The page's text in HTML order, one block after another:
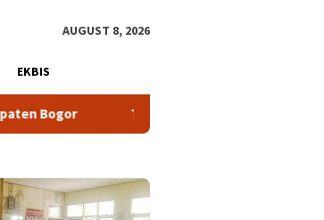
AUGUST 8, 2026
EKBIS
Tour Malasari Halimun Salak Kian Diminati,